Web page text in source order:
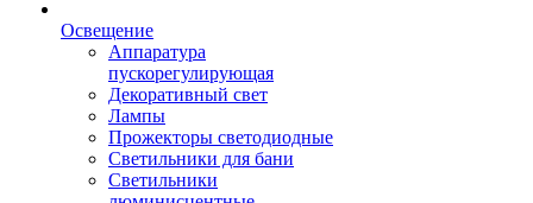
Освещение
Аппаратура
пускорегулирующая
Декоративный свет
Лампы
Прожекторы светодиодные
Светильники для бани
Светильники